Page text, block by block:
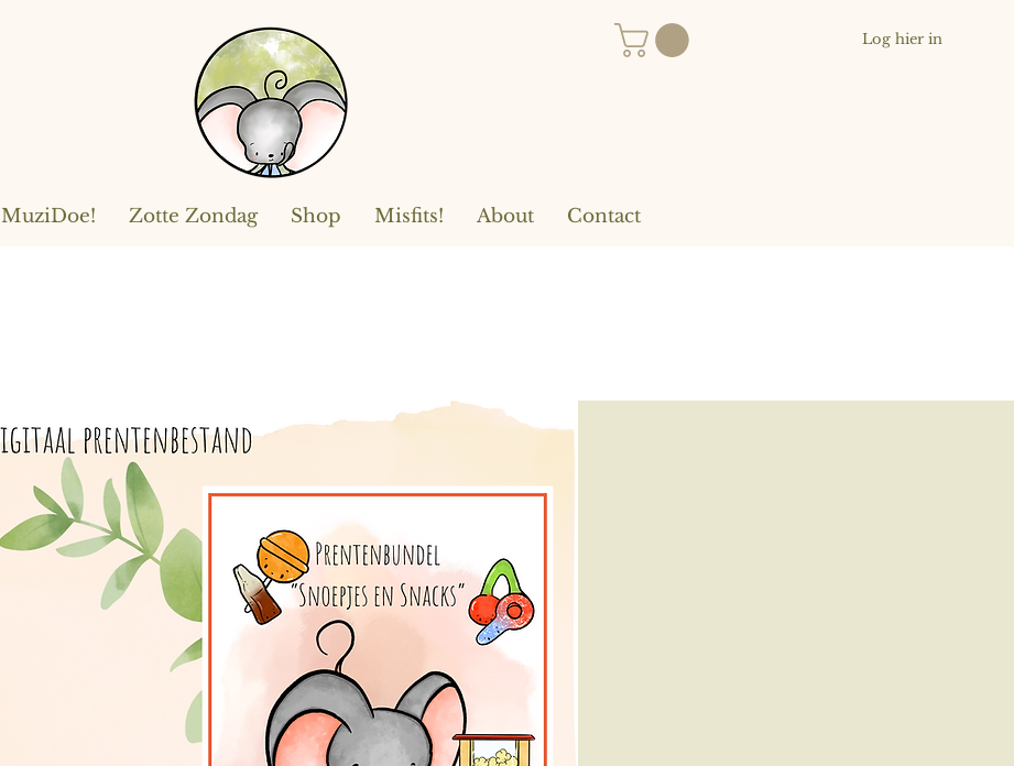
Log hier in
MuziDoe! Zotte Zondag Shop Misfits! About Contact